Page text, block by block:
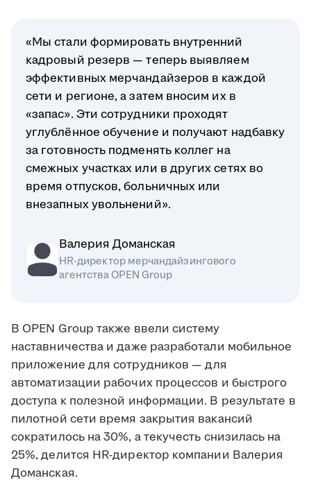
«Мы стали формировать внутренний
кадровый резерв — теперь выявляем
эффективных мерчандайзеров в каждой
сети и регионе, а затем вносим их в
«запас». Эти сотрудники проходят
углублённое обучение и получают надбавку
за готовность подменять коллег на
смежных участках или в других сетях во
время отпусков, больничных или
внезапных увольнений».
Валерия Доманская
HR-директор мерчандайзингового
агентства OPEN Group
В OPEN Group также ввели систему
наставничества и даже разработали мобильное
приложение для сотрудников — для
автоматизации рабочих процессов и быстрого
доступа к полезной информации. В результате в
пилотной сети время закрытия вакансий
сократилось на 30%, а текучесть снизилась на
25%, делится HR-директор компании Валерия
Доманская.